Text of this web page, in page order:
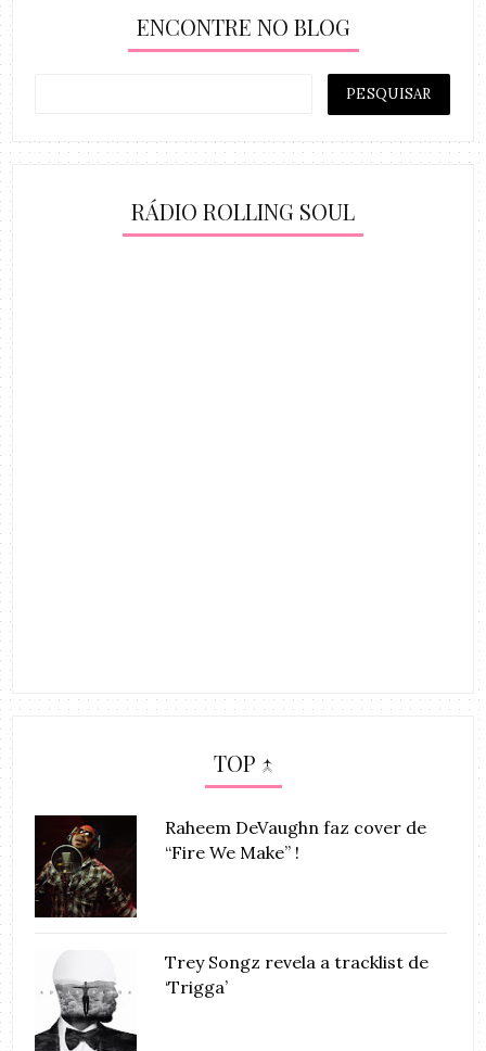
ENCONTRE NO BLOG
RÁDIO ROLLING SOUL
TOP ↑
Raheem DeVaughn faz cover de
“Fire We Make” !
Trey Songz revela a tracklist de
‘Trigga’